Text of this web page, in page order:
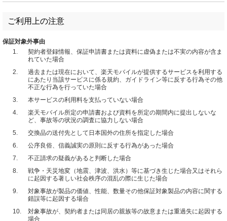
ご利用上の注意
保証対象外事由
1.
契約者登録情報、保証申請書または資料に虚偽または不実の内容が含ま
れていた場合
2.
過去または現在において、楽天モバイルが提供するサービスを利用する
にあたり当該サービスに係る規約、ガイドライン等に反する行為その他
不正な行為を行っていた場合
3.
本サービスの利用料を支払っていない場合
4.
楽天モバイル所定の申請書および資料を所定の期間内に提出しないな
ど、事故等の状況の調査に協力しない場合
5.
交換品の送付先として日本国外の住所を指定した場合
6.
公序良俗、信義誠実の原則に反する行為があった場合
7.
不正請求の疑義があると判断した場合
8.
戦争・天災地変（地震、津波、洪水）等に基づき生じた場合又はそれら
に起因する著しい社会秩序の混乱の際に生じた場合
9.
対象事故が製品の価値、性能、数量その他保証対象製品の内容に関する
錯誤等に起因する場合
10.
対象事故が、契約者または同居の親族等の故意または重過失に起因する
場合